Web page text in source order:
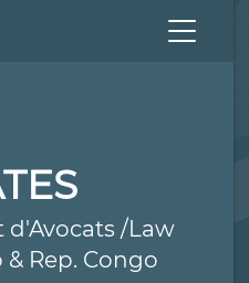
d'Avocats /Law
Rep. Congo